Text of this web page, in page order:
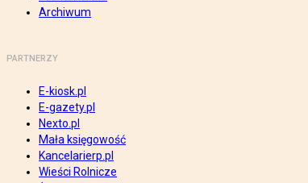
Archiwum
PARTNERZY
E-kiosk.pl
E-gazety.pl
Nexto.pl
Mała księgowość
Kancelarierp.pl
Wieści Rolnicze